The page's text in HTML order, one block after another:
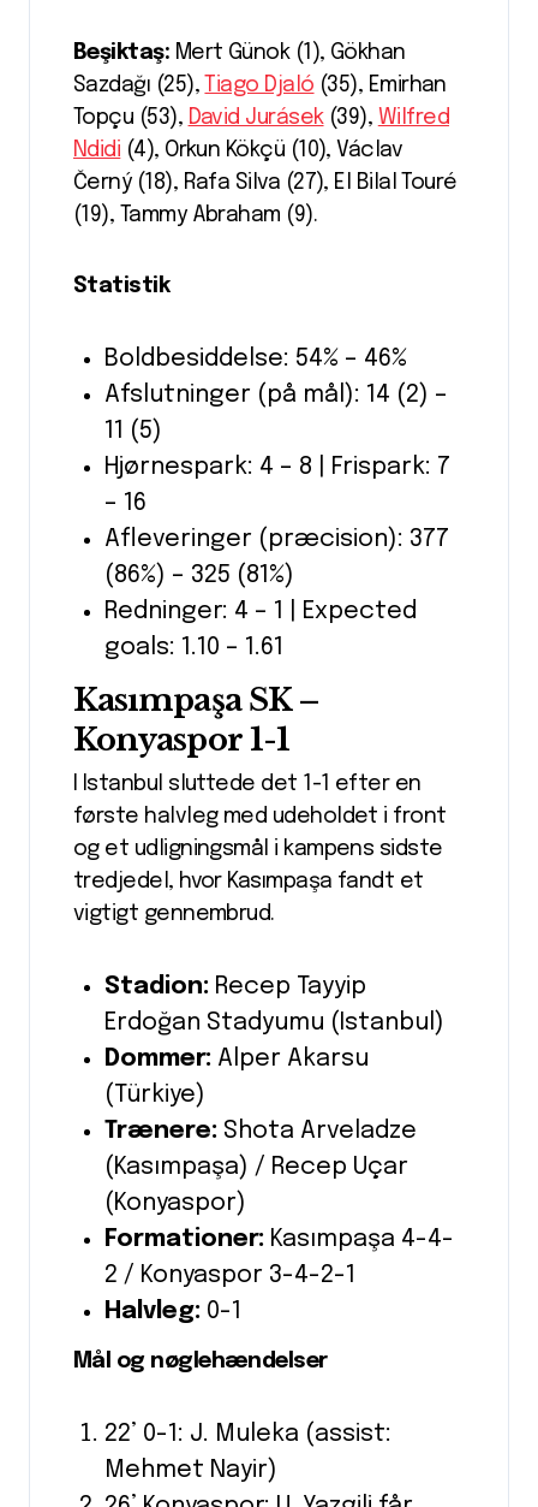
Beşiktaş: Mert Günok (1), Gökhan
Sazdağı (25),
Tiago Djaló (35), Emirhan
Topçu (53), David Jurásek(39), Wilfred
Ndidi (4), Orkun Kökçü (10), Václav
Černý (18), Rafa Silva (27), El Bilal Touré
(19), Tammy Abraham (9).
Statistik
Boldbesiddelse: 54% – 46%
Afslutninger (på mål): 14 (2) –
11 (5)
Hjørnespark: 4 – 8 | Frispark: 7
– 16
Afleveringer (præcision): 377
(86%) – 325 (81%)
Redninger: 4 – 1 | Expected
goals: 1.10 – 1.61
Kasımpaşa SK –
Konyaspor 1-1
I Istanbul sluttede det 1-1 efter en
første halvleg med udeholdet i front
og et udligningsmål i kampens sidste
tredjedel, hvor Kasımpaşa fandt et
vigtigt gennembrud.
Stadion: Recep Tayyip
Erdoğan Stadyumu (Istanbul)
Dommer: Alper Akarsu
(Türkiye)
Trænere: Shota Arveladze
(Kasımpaşa) / Recep Uçar
(Konyaspor)
Formationer: Kasımpaşa 4-4-
2 / Konyaspor 3-4-2-1
Halvleg: 0-1
Mål og nøglehændelser
22’ 0-1: J. Muleka (assist:
Mehmet Nayir)